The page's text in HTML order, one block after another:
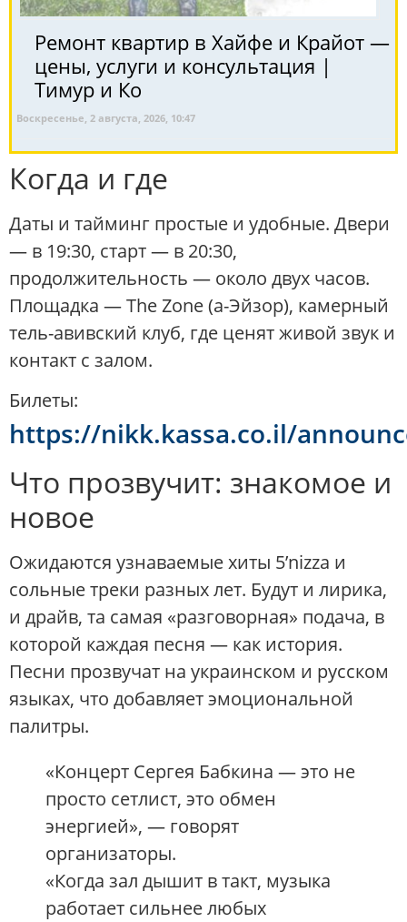
Ремонт квартир в Хайфе и Крайот —
цены, услуги и консультация |
Тимур и Ко
Воскресенье, 2 августа, 2026, 10:47
Когда и где
Даты и тайминг простые и удобные. Двери
— в 19:30, старт — в 20:30,
продолжительность — около двух часов.
Площадка — The Zone (а-Эйзор), камерный
тель-авивский клуб, где ценят живой звук и
контакт с залом.
Билеты:
https://nikk.kassa.co.il/
Что прозвучит: знакомое и
новое
Ожидаются узнаваемые хиты 5’nizza и
сольные треки разных лет. Будут и лирика,
и драйв, та самая «разговорная» подача, в
которой каждая песня — как история.
Песни прозвучат на украинском и русском
языках, что добавляет эмоциональной
палитры.
«Концерт Сергея Бабкина — это не
просто сетлист, это обмен
энергией», — говорят
организаторы.
«Когда зал дышит в такт, музыка
работает сильнее любых